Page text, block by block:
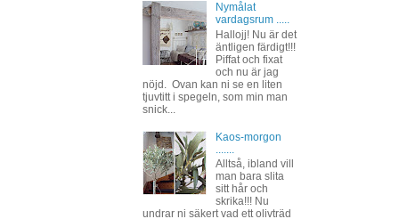
Nymålat
vardagsrum .....
Hallojj! Nu är det
äntligen färdigt!!!
Piffat och fixat
och nu är jag
nöjd. Ovan kan ni se en liten
tjuvtitt i spegeln, som min man
snick...
Kaos-morgon
Alltså, ibland vill
man bara slita
sitt hår och
skrika!!! Nu
undrar ni säkert vad ett olivträd